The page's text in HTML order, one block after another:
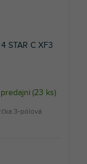
STAR C XF3
(23 ks)
3-pólová